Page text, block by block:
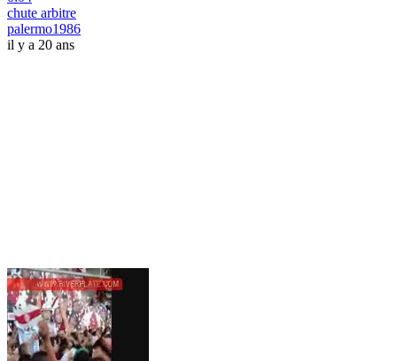
chute arbitre
palermo1986
il y a 20 ans